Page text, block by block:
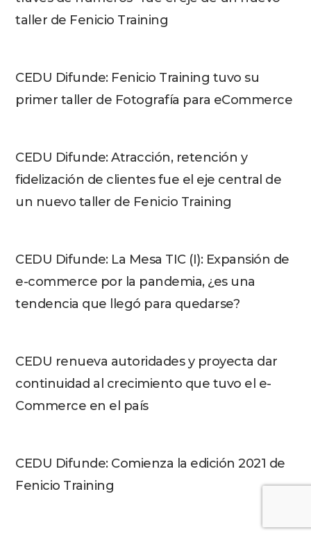
taller de Fenicio Training
CEDU Difunde: Fenicio Training tuvo su
primer taller de Fotografía para eCommerce
CEDU Difunde: Atracción, retención y
fidelización de clientes fue el eje central de
un nuevo taller de Fenicio Training
CEDU Difunde: La Mesa TIC (I): Expansión de
e-commerce por la pandemia, ¿es una
tendencia que llegó para quedarse?
CEDU renueva autoridades y proyecta dar
continuidad al crecimiento que tuvo el e-
Commerce en el país
CEDU Difunde: Comienza la edición 2021 de
Fenicio Training